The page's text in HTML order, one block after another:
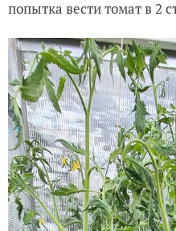
попытка вести томат в 2